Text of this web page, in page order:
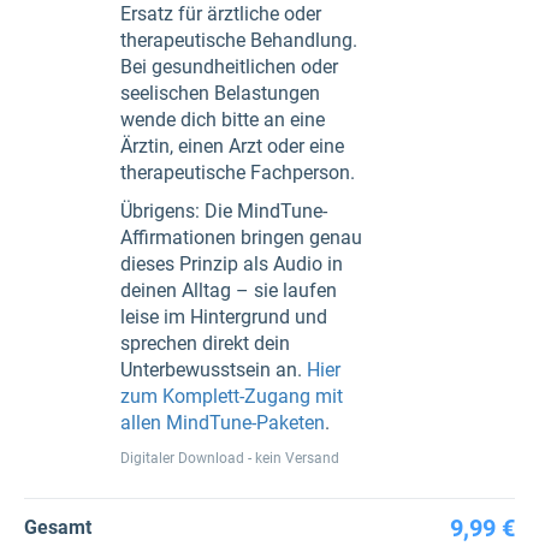
Ersatz für ärztliche oder
therapeutische Behandlung.
Bei gesundheitlichen oder
seelischen Belastungen
wende dich bitte an eine
Ärztin, einen Arzt oder eine
therapeutische Fachperson.
Übrigens: Die MindTune-
Affirmationen bringen genau
dieses Prinzip als Audio in
deinen Alltag – sie laufen
leise im Hintergrund und
sprechen direkt dein
Unterbewusstsein an. Hier
zum Komplett-Zugang mit
allen MindTune-Paketen.
Digitaler Download - kein Versand
Gesamt 9,99 €